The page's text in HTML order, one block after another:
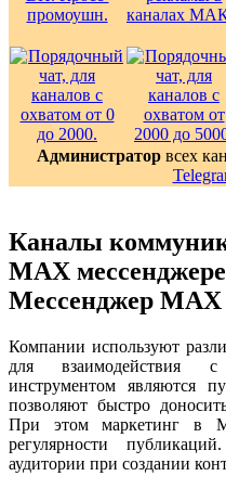
Администратор всех
Каналы
MAX
Мессенджер MAX
Компании используют
для взаимодействия с
инструментом являются
позволяют быстро
При этом маркетинг в
регулярности
аудитории при создании